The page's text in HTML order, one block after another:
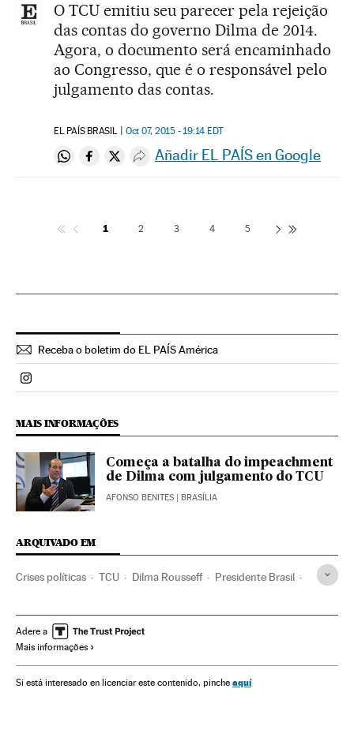
O TCU emitiu seu parecer pela rejeição
das contas do governo Dilma de 2014.
Agora, o documento será encaminhado
ao Congresso, que é o responsável pelo
julgamento das contas.
EL PAÍS BRASIL Oct 07, 2015 - 19:14 EDT
Compartir en Whatsapp
Compartir en Facebook
Compartir en Twitter
Desplegar Redes Sociales
Añadir EL PAÍS en Google
1 2 3 4 5
Receba o boletim do EL PAÍS América
Politica El País Brasil en Instagram
MAIS INFORMAÇÕES
Começa a batalha do impeachment
de Dilma com julgamento do TCU
AFONSO BENITES | BRASÍLIA
ARQUIVADO EM
Crises políticas TCU Dilma Rousseff Presidente Brasil
Finanças públicas Governo
Finanças Administração pública
Partido dos Trabalhadores Partidos políticos Política
Adere a
Mais informações
Si está interesado en licenciar este contenido, pinche aquí